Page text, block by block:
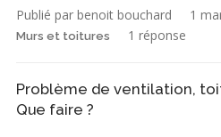
Publié par benoit bouchard 1
Murs et toitures 1 réponse
Problème de ventilation,
Que faire ?